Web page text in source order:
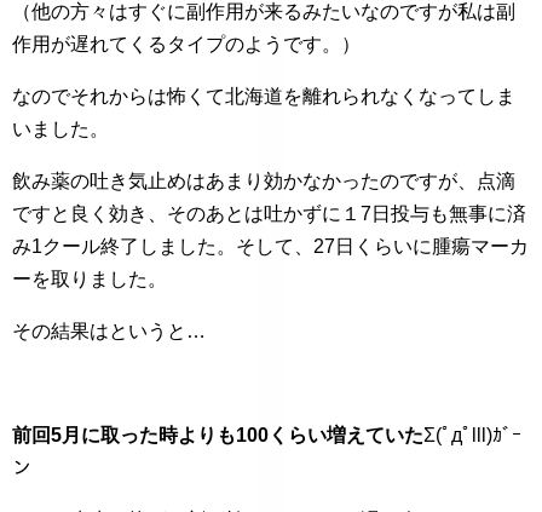
（他の方々はすぐに副作用が来るみたいなのですが私は副
作用が遅れてくるタイプのようです。）
なのでそれからは怖くて北海道を離れられなくなってしま
いました。
飲み薬の吐き気止めはあまり効かなかったのですが、点滴
ですと良く効き、そのあとは吐かずに１7日投与も無事に済
み1クール終了しました。そして、27日くらいに腫瘍マーカ
ーを取りました。
その結果はというと…
前回5月に取った時よりも100くらい増えていたΣ(ﾟдﾟlll)ｶﾞｰ
ン